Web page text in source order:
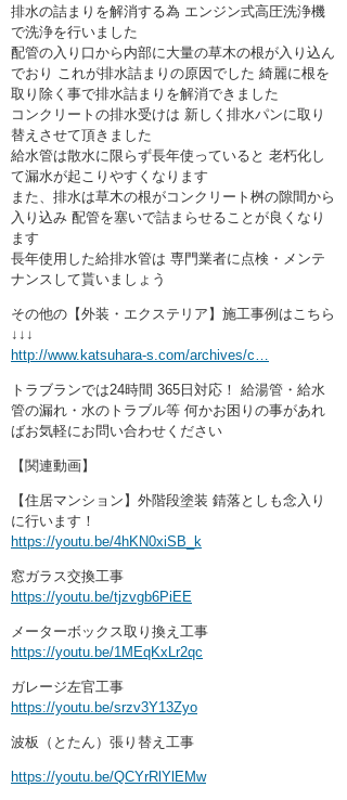
排水の詰まりを解消する為 エンジン式高圧洗浄機
で洗浄を行いました
配管の入り口から内部に大量の草木の根が入り込ん
でおり これが排水詰まりの原因でした 綺麗に根を
取り除く事で排水詰まりを解消できました
コンクリートの排水受けは 新しく排水パンに取り
替えさせて頂きました
給水管は散水に限らず長年使っていると 老朽化し
て漏水が起こりやすくなります
また、排水は草木の根がコンクリート桝の隙間から
入り込み 配管を塞いで詰まらせることが良くなり
ます
長年使用した給排水管は 専門業者に点検・メンテ
ナンスして貰いましょう
その他の【外装・エクステリア】施工事例はこちら
↓↓↓
http://www.katsuhara-s.com/archives/c…
トラブランでは24時間 365日対応！ 給湯管・給水
管の漏れ・水のトラブル等 何かお困りの事があれ
ばお気軽にお問い合わせください
【関連動画】
【住居マンション】外階段塗装 錆落としも念入り
に行います！
https://youtu.be/4hKN0xiSB_k
窓ガラス交換工事
https://youtu.be/tjzvgb6PiEE
メーターボックス取り換え工事
https://youtu.be/1MEqKxLr2qc
ガレージ左官工事
https://youtu.be/srzv3Y13Zyo
波板（とたん）張り替え工事
https://youtu.be/QCYrRlYlEMw